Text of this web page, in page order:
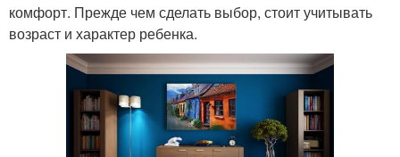
комфорт. Прежде чем сделать выбор, стоит учитывать
возраст и характер ребенка.